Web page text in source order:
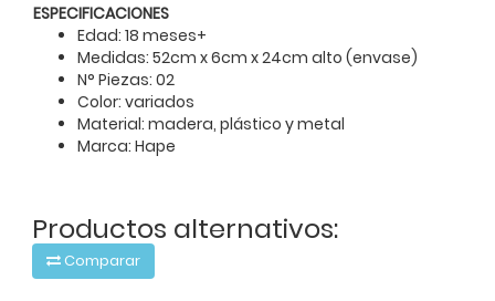
ESPECIFICACIONES
Edad: 18 meses+
Medidas: 52cm x 6cm x 24cm alto (envase)
N° Piezas: 02
Color: variados
Material: madera, plástico y metal
Marca: Hape
Productos alternativos:
Comparar